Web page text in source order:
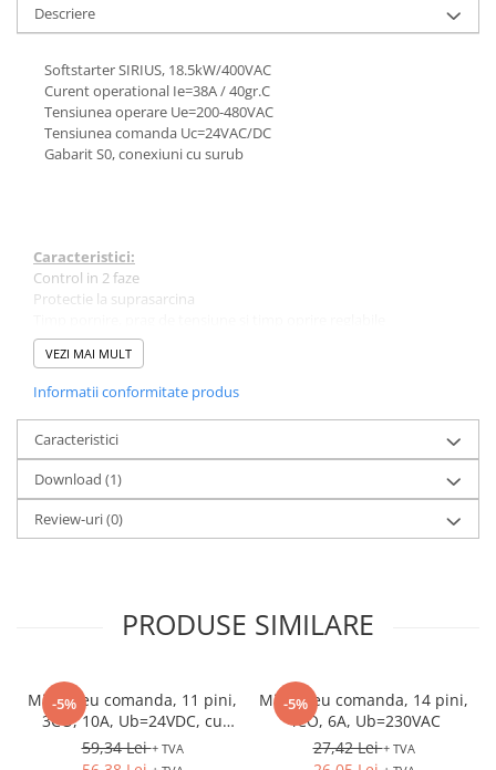
Controlere pentru automatizari
Switch-uri si comunicatii
Convertizoare frecvenţă
Invertoare (Convertizoare)
Accesorii convertizoare frecventa
Senzori optici
Senzori presiune
Senzori temperatura
Întrerupt. autom. compacte
max.1600A
Intreruptoare automate compacte
Accesorii intreruptoare compacte
Protectii cu fuzibili
Fuzibili tip CH
Fuzibili tip MPR
Comutatoare, Cleme
Comutatoare siguranta
Descriere
Softstarter SIRIUS, 18.5kW/400VAC
Curent operational Ie=38A / 40gr.C
Tensiunea operare Ue=200-480VAC
Tensiunea comanda Uc=24VAC/DC
Gabarit S0, conexiuni cu surub
Caracteristici:
Control in 2 faze
Protectie la suprasarcina
Clasa de pornire selectabila
VEZI MAI MULT
Informatii conformitate produs
Caracteristici
Download (1)
Review-uri(0)
PRODUSE SIMILARE
-5%
Minireleu comanda, 11 pini,
3CO, 10A, Ub=24VDC, cu
soclu si LED
59,34 Lei+ TVA
-5%
Minireleu comanda, 14 pini,
4CO, 6A, Ub=230VAC
27,42 Lei+ TVA